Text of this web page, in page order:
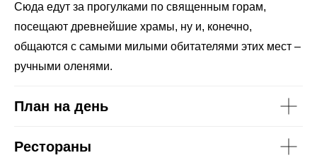
Сюда едут за прогулками по священным горам,
посещают древнейшие храмы, ну и, конечно,
общаются с самыми милыми обитателями этих мест –
ручными оленями.
План на день
Рестораны